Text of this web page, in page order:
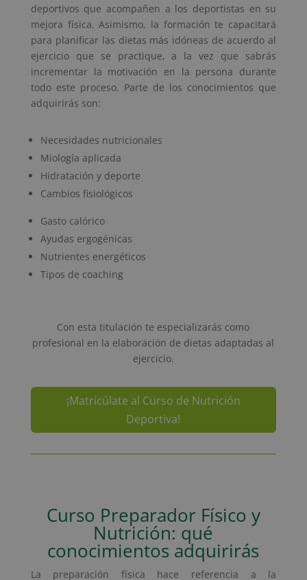
deportivos que acompañen a los deportistas en su
mejora física. Asimismo, la formación te capacitará
para planificar las dietas más idóneas de acuerdo al
ejercicio que se practique, a la vez que sabrás
incrementar la motivación en la persona durante
todo este proceso. Parte de los conocimientos que
adquirirás son:
Necesidades nutricionales
Miología aplicada
Hidratación y deporte
Cambios fisiológicos
Gasto calórico
Ayudas ergogénicas
Nutrientes energéticos
Tipos de coaching
Con esta titulación te especializarás como
profesional en la elaboración de dietas adaptadas al
ejercicio.
¡Matricúlate al Curso de Nutrición
Deportiva!
Curso Preparador Físico y
Nutrición: qué
conocimientos adquirirás
La preparación física hace referencia a la